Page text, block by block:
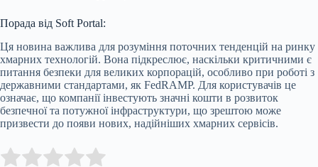
Порада від Soft Portal:
Ця новина важлива для розуміння поточних тенденцій на ринку
хмарних технологій. Вона підкреслює, наскільки критичними є
питання безпеки для великих корпорацій, особливо при роботі з
державними стандартами, як FedRAMP. Для користувачів це
означає, що компанії інвестують значні кошти в розвиток
безпечної та потужної інфраструктури, що зрештою може
призвести до появи нових, надійніших хмарних сервісів.
Rate this item: